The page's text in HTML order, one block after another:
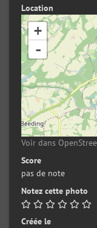
Location
+
-
Voir dans
Score
pas de note
Notez cette photo
Créée le